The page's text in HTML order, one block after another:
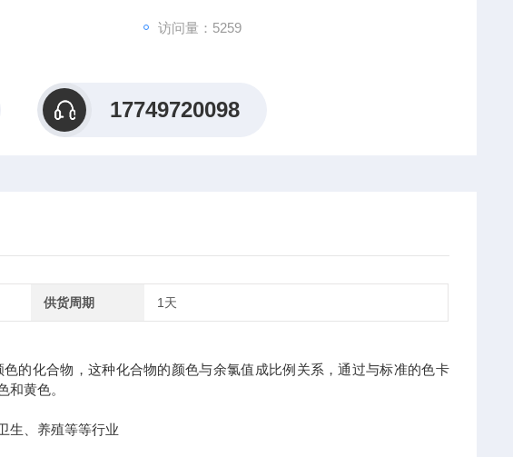
访问量：5259
17749720098
供货周期 1天
的化合物，这种化合物的颜色与余氯值成比例关系，通过与标准的色卡
和黄色。
生、养殖等等行业